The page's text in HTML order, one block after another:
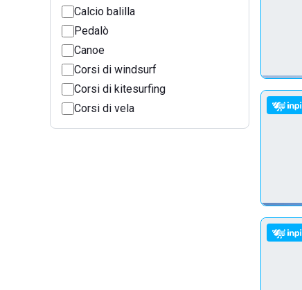
Calcio balilla
Pedalò
Canoe
Corsi di windsurf
Corsi di kitesurfing
Corsi di vela